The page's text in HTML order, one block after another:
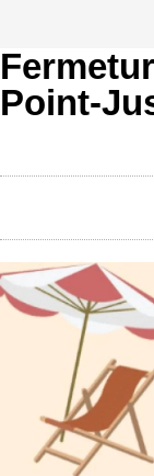
Point-